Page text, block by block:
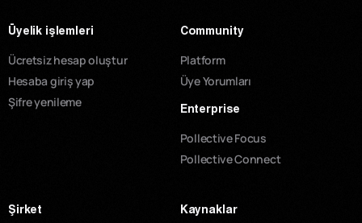
Üyelik işlemleri
Ücretsiz hesap oluştur
Hesaba giriş yap
Şifre yenileme
Community
Platform
Üye Yorumları
Enterprise
Pollective Focus
Pollective Connect
Şirket Kaynaklar